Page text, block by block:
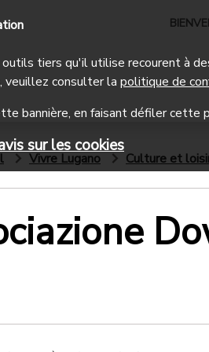
Vivre Lugano Culture et
tiers qu'il utilise recourent à
veuillez consulter la politique de
bannière, en faisant défiler cette
sur les cookies